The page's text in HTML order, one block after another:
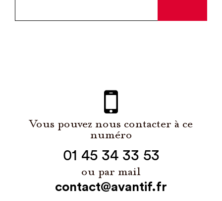
Vous pouvez nous contacter à ce
numéro
01 45 34 33 53
ou par mail
contact@avantif.fr